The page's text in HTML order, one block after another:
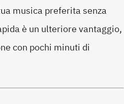
musica preferita senza
è un ulteriore vantaggio,
con pochi minuti di